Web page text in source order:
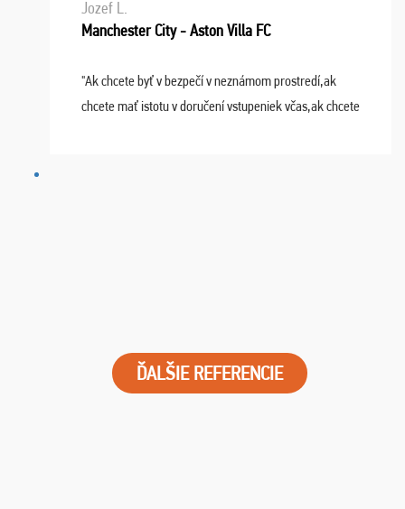
Jozef L.
Manchester City - Aston Villa FC
"Ak chcete byť v bezpečí v neznámom prostredí,ak
chcete mať istotu v doručení vstupeniek včas,ak chcete
ĎALŠIE REFERENCIE